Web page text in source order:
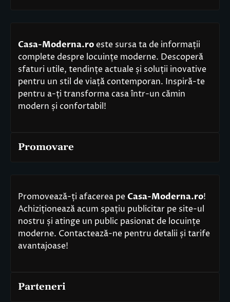
Casa-Moderna.roeste sursa ta de informații
complete despre locuințe moderne. Descoperă
sfaturi utile, tendințe actuale și soluții inovative
pentru un stil de viață contemporan. Inspiră-te
pentru a-ți transforma casa într-un cămin
modern și confortabil!
Promovare
Promovează-ți afacerea pe Casa-Moderna.ro!
Achiziționează acum spațiu publicitar pe site-ul
nostru și atinge un public pasionat de locuințe
moderne. Contactează-ne pentru detalii și tarife
avantajoase!
Parteneri